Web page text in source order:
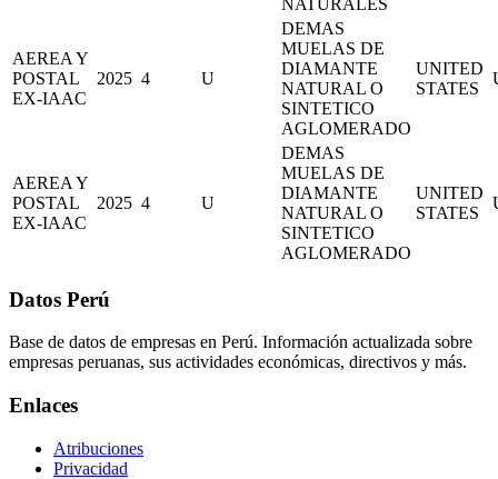
AEREA Y
POSTAL
EX-IAAC
2025 4 U
DEMAS
MUELAS DE
DIAMANTE
NATURAL O
SINTETICO
AGLOMERADO
UNITED
STATES
AEREA Y
POSTAL
EX-IAAC
2025 4 U
DEMAS
MUELAS DE
DIAMANTE
NATURAL O
SINTETICO
AGLOMERADO
UNITED
STATES
Datos Perú
Base de datos de empresas en Perú. Información actualizada sobre
empresas peruanas, sus actividades económicas, directivos y más.
Enlaces
Atribuciones
Privacidad